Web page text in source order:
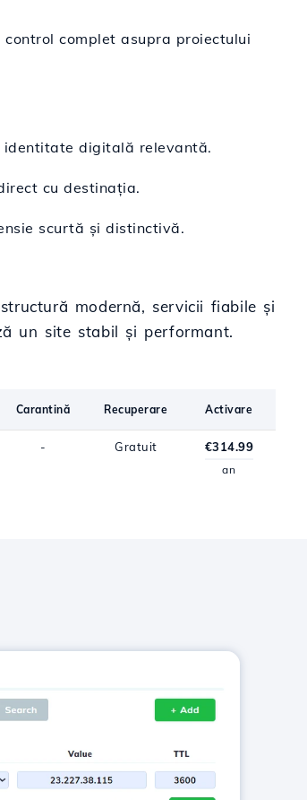
complet asupra proiectului
identitate digitală relevantă.
cu destinația.
scurtă și distinctivă.
modernă, servicii fiabile și
un site stabil și performant.
Carantină Recuperare Activare
- Gratuit €314.99
an